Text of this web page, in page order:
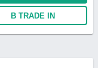
В TRADE IN